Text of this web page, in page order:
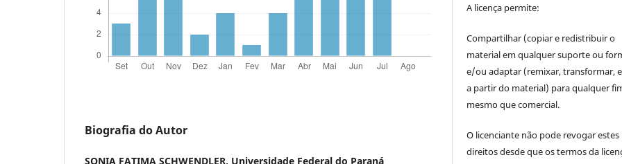
Biografia do Autor
SONIA FATIMA SCHWENDLER, Universidade Federal do Paraná
A licença permite:
Compartilhar (copiar e redistribuir o
material em qualquer suporte ou
e/ou adaptar (remixar, transformar,
a partir do material) para qualquer
mesmo que comercial.
O licenciante não pode revogar estes
direitos desde que os termos da